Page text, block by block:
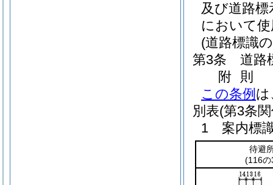
及び道路
において
(道路標識
第3条
道路
附 則
この条例 は
別表(第3条
1 案内標
待避
(116の